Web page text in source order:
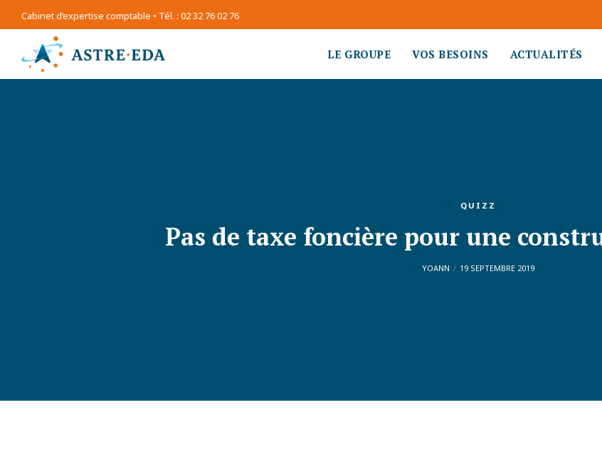
Cabinet d’expertise comptable • Tél. : 02 32 76 02 76
LE GROUPE VOS BESOINS ACTUALITÉS
QUIZZ
Pas de taxe foncière pour une
YOANN 19 SEPTEMBRE 2019